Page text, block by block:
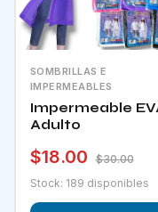
SOMBRILLAS E
IMPERMEABLES
Impermeable
Adulto
$18.00
$30.00
Stock: 189 disponibles